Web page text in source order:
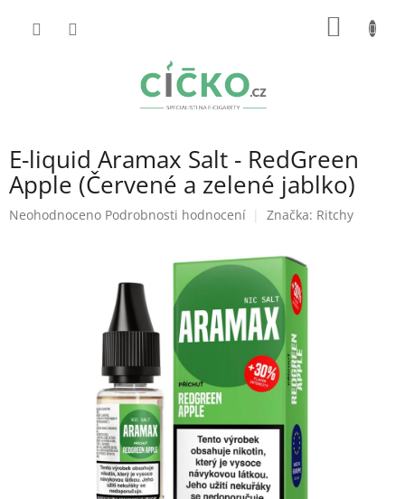
E-liquid Aramax Salt - RedGreen
Apple (Červené a zelené jablko)
Průměrné
Neohodnoceno Podrobnosti hodnocení Značka: Ritchy